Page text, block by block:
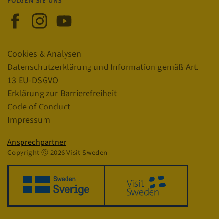
Visit Sweden auf Facebook
Visit Sweden auf Instagram
Visit Sweden auf YouTube
Cookies & Analysen
Datenschutzerklärung und Information gemäß Art.
13 EU-DSGVO
Erklärung zur Barrierefreiheit
Code of Conduct
Impressum
Ansprechpartner
Copyright Ⓒ 2026 Visit Sweden
Ohne die unbedingt erforderlichen Cookies kann
die Website nicht ordnungsgemäß verwendet
werden.
csrftoken
CookieScriptConsent
CookieScript